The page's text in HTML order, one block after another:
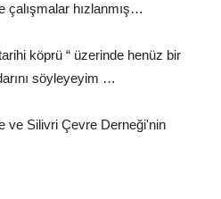
çalışmalar hızlanmış…
köprü “ üzerinde henüz bir
söyleyeyim …
ve Silivri Çevre Derneği'nin